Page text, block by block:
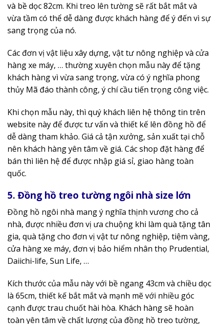
và bề dọc 82cm. Khi treo lên tường sẽ rất bắt mắt và
vừa tầm có thể dễ dàng được khách hàng để ý đến vì sự
sang trọng của nó.
Các đơn vị vật liệu xây dựng, vật tư nông nghiệp và cửa
hàng xe máy, … thường xuyên chọn mẫu này để tặng
khách hàng vì vừa sang trọng, vừa có ý nghĩa phong
thủy Mã đáo thành công, ý chí cầu tiến trọng công việc.
Khi chọn mẫu này, thì quý khách liên hệ thông tin trên
website này để được tư vấn và thiết kế lên đồng hồ để
dễ dàng tham khảo. Giá cả tận xưởng, sản xuất tại chỗ
nên khách hàng yên tâm về giá. Các shop đặt hàng để
bán thì liên hệ để được nhập giá sỉ, giao hàng toàn
quốc.
5. Đồng hồ treo tường ngôi nhà size lớn
Đồng hồ ngôi nhà mang ý nghĩa thịnh vương cho cả
nhà, được nhiều đơn vị ưa chuộng khi làm quà tặng tân
gia, quà tặng cho đơn vị vật tư nông nghiệp, tiệm vàng,
cửa hàng xe máy, đơn vị bảo hiểm nhân thọ Prudential,
Daiichi-life, Sun Life, …
Kích thước của mẫu này với bề ngang 43cm và chiều dọc
là 65cm, thiết kế bắt mắt và mạnh mẽ với nhiều góc
cạnh được trau chuốt hài hòa. Khách hàng sẽ hoàn
toàn yên tâm về chất lượng của đồng hồ treo tường,